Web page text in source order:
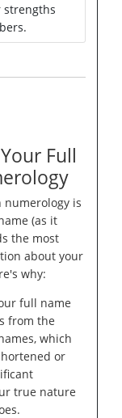
strengths
Full
numerology is
(as it
the most
about your
why:
full name
from the
which
or
true nature